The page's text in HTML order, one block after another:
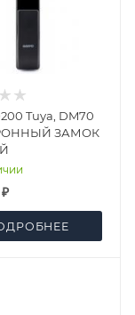
Tuya, DM70
ЗАМОК